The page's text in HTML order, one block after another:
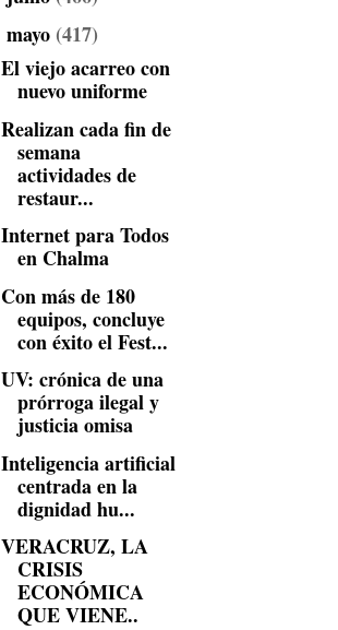
mayo (417)
El viejo acarreo con
nuevo uniforme
Realizan cada fin de
semana
actividades de
restaur...
Internet para Todos
en Chalma
Con más de 180
equipos, concluye
con éxito el Fest...
UV: crónica de una
prórroga ilegal y
justicia omisa
Inteligencia artificial
centrada en la
dignidad hu...
VERACRUZ, LA
CRISIS
ECONÓMICA
QUE VIENE..